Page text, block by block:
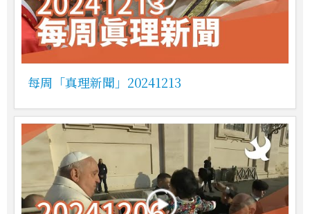
每周「真理新聞」20241213